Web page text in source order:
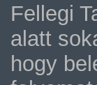
Fellegi
alatt
hogy